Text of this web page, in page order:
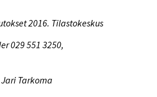
2016. Tilastokeskus
029 551 3250,
Tarkoma